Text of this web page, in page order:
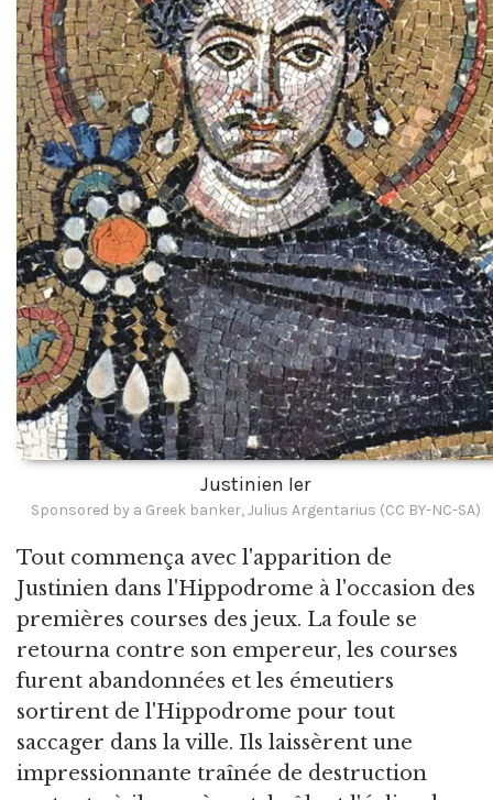
Justinien Ier
Sponsored by a Greek banker, Julius Argentarius (CC BY-NC-SA)
Tout commença avec l'apparition de
Justinien dans l'Hippodrome à l'occasion des
premières courses des jeux. La foule se
retourna contre son empereur, les courses
furent abandonnées et les émeutiers
sortirent de l'Hippodrome pour tout
saccager dans la ville. Ils laissèrent une
impressionnante traînée de destruction